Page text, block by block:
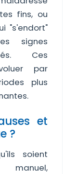
fins, ou
"s'endort"
signes
Ces
par
plus
et
?
soient
manuel,